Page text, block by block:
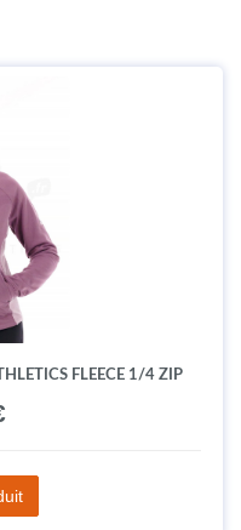
FLEECE 1/4 ZIP